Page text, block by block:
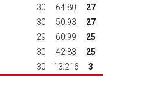
30 64:80
27
30 50:93
27
29 60:99
25
30 42:83
25
30 13:216 3